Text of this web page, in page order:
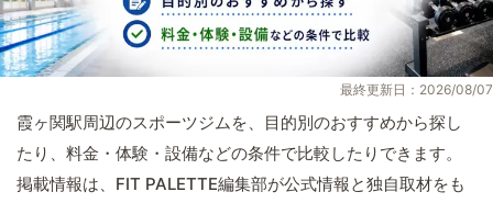
最終更新日：2026/08/07
霞ヶ関駅周辺のスポーツジムを、目的別のおすすめから探し
たり、料金・体験・設備などの条件で比較したりできます。
掲載情報は、FIT PALETTE編集部が公式情報と独自取材をも